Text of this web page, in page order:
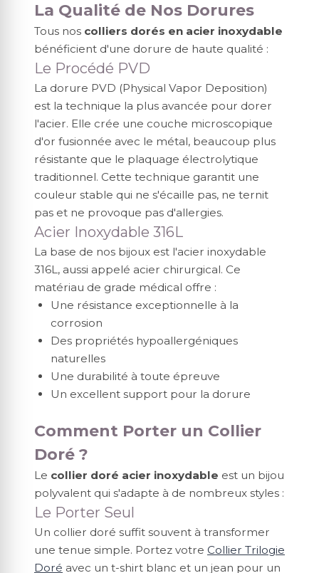
La Qualité de Nos Dorures
Tous nos colliers dorés en acier inoxydable
bénéficient d'une dorure de haute qualité :
Le Procédé PVD
La dorure PVD (Physical Vapor Deposition)
est la technique la plus avancée pour dorer
l'acier. Elle crée une couche microscopique
d'or fusionnée avec le métal, beaucoup plus
résistante que le plaquage électrolytique
traditionnel. Cette technique garantit une
couleur stable qui ne s'écaille pas, ne ternit
pas et ne provoque pas d'allergies.
Acier Inoxydable 316L
La base de nos bijoux est l'acier inoxydable
316L, aussi appelé acier chirurgical. Ce
matériau de grade médical offre :
Une résistance exceptionnelle à la
corrosion
Des propriétés hypoallergéniques
naturelles
Une durabilité à toute épreuve
Un excellent support pour la dorure
Comment Porter un Collier
Doré ?
Le collier doré acier inoxydable est un bijou
polyvalent qui s'adapte à de nombreux styles :
Le Porter Seul
Un collier doré suffit souvent à transformer
une tenue simple. Portez votre Collier Trilogie
Doré avec un t-shirt blanc et un jean pour un